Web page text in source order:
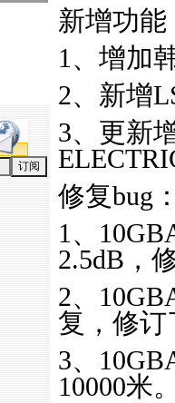
新增功能
1、增加
2、新增
3、更新
修复bug
1、
2.5dB，
2、
复，修
3、
10000米